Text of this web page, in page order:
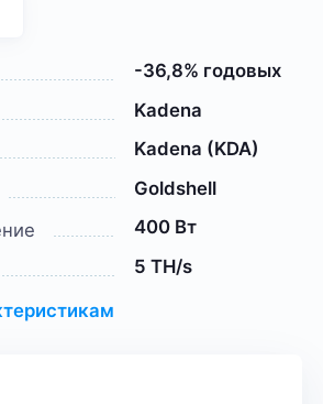
-36,8% годовых
Kadena
Kadena (KDA)
Goldshell
400 Вт
5 TH/s